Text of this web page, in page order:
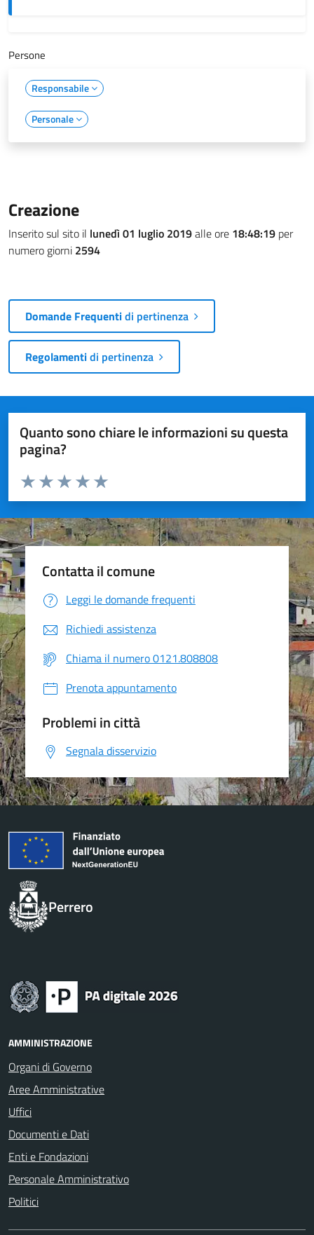
Persone
Responsabile
Personale
Creazione
Inserito sul sito il lunedì 01 luglio 2019alle ore 18:48:19 per
numero giorni 2594
Domande Frequentidi pertinenza
Regolamentidi pertinenza
Quanto sono chiare le informazioni su questa
pagina?
Valuta da 1 a 5 stelle la pagina
Valuta 5 stelle su 5
Valuta 4 stelle su 5
Valuta 3 stelle su 5
Valuta 2 stelle su 5
Valuta 1 stelle su 5
Contatta il comune
Leggi le domande frequenti
Richiedi assistenza
Chiama il numero 0121.808808
Prenota appuntamento
Problemi in città
Segnala disservizio
Perrero
AMMINISTRAZIONE
Organi di Governo
Aree Amministrative
Uffici
Documenti e Dati
Enti e Fondazioni
Personale Amministrativo
Politici